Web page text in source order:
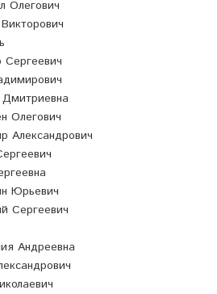
Олегович
Олегович
Александрович
Юрьевич
Сергеевич
Андреевна